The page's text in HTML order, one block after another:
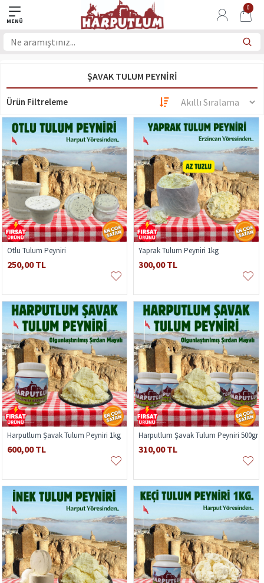
0
ŞAVAK TULUM PEYNIRI
Ürün Filtreleme
Otlu Tulum Peyniri
250,00 TL
Yaprak Tulum Peyniri 1kg
300,00 TL
Harputlum Şavak Tulum Peyniri 1kg
600,00 TL
Harputlum Şavak Tulum Peyniri 500gr
310,00 TL